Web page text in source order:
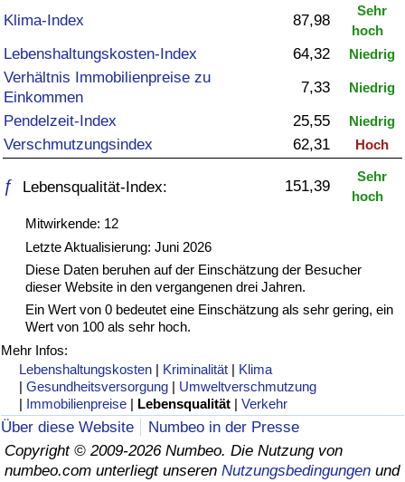
Klima-Index 87,98
Sehr
hoch
Lebenshaltungskosten-Index 64,32 Niedrig
Verhältnis Immobilienpreise zu
Einkommen
7,33 Niedrig
Pendelzeit-Index 25,55 Niedrig
Verschmutzungsindex 62,31 Hoch
ƒ Lebensqualität-Index: 151,39
Sehr
hoch
Mitwirkende: 12
Letzte Aktualisierung: Juni 2026
Diese Daten beruhen auf der Einschätzung der Besucher
dieser Website in den vergangenen drei Jahren.
Ein Wert von 0 bedeutet eine Einschätzung als sehr gering, ein
Wert von 100 als sehr hoch.
Mehr Infos:
Lebenshaltungskosten | Kriminalität | Klima
|Gesundheitsversorgung | Umweltverschmutzung
| Immobilienpreise | Lebensqualität |Verkehr
Über diese Website
Numbeo in der Presse
Copyright © 2009-2026 Numbeo. Die Nutzung von
numbeo.com unterliegt unseren Nutzungsbedingungen und
Kriminalitäts-Index
Kriminalitätsindex nach Land
Gesundheitsversorgung
Gesundheitsversorgungs-Index (aktuell)
Gesundheitsversorgungs-Index
Gesundheitsversorgungs-Index nach Land
Umweltverschmutzung
Verschmutzungsindex
Umweltverschmutzungs-Index nach Land
Verkehr